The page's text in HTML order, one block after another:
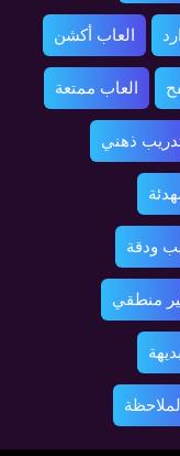
العاب أكشن
العاب ممتعة
ذهني
ودقة
منطقي